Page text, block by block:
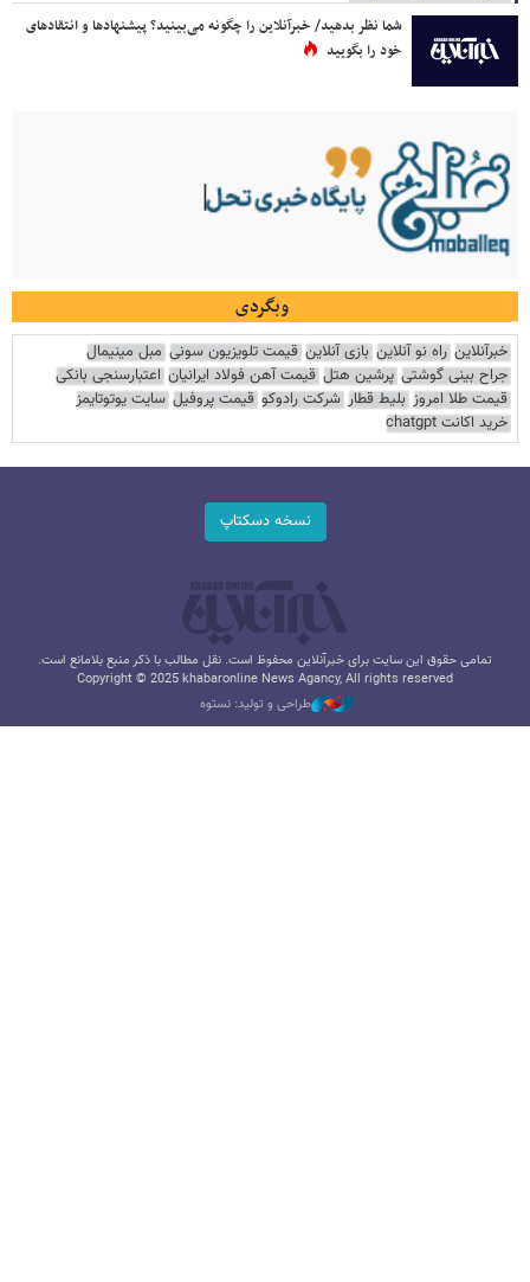
شما نظر بدهید/ خبرآنلاین را چگونه می‌بینید؟ پیشنهادها و انتقادهای
خود را بگویید
وبگردی
خبرآنلاین راه نو آنلاین بازی آنلاین قیمت تلویزیون سونی مبل مینیمال
جراح بینی گوشتی پرشین هتل قیمت آهن فولاد ایرانیان اعتبارسنجی بانکی
قیمت طلا امروز بلیط قطار شرکت رادوکو قیمت پروفیل سایت یوتوتایمز
خرید اکانت chatgpt
نسخه دسکتاپ
تمامی حقوق این سایت برای خبرآنلاین محفوظ است. نقل مطالب با ذکر منبع بلامانع است.
Copyright © 2025 khabaronline News Agancy, All rights reserved
طراحی و تولید: نستوه